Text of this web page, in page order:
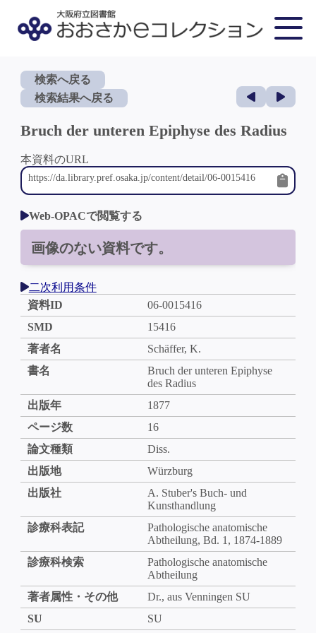
検索へ戻る
検索結果へ戻る
Bruch der unteren Epiphyse des Radius
本資料のURL
Web-OPACで閲覧する
画像のない資料です。
二次利用条件
資料ID
06-0015416
SMD
15416
著者名
Schäffer, K.
書名
Bruch der unteren Epiphyse
des Radius
出版年
1877
ページ数
16
論文種類
Diss.
出版地
Würzburg
出版社
A. Stuber's Buch- und
Kunsthandlung
診療科表記
Pathologische anatomische
Abtheilung, Bd. 1, 1874-1889
診療科検索
Pathologische anatomische
Abtheilung
著者属性・その他
Dr., aus Venningen SU
SU
SU